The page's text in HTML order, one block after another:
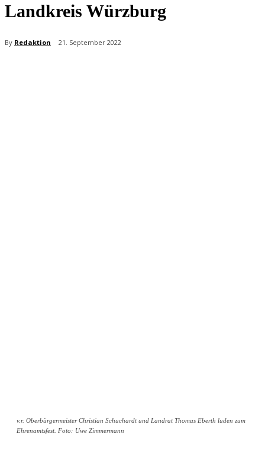
Landkreis Würzburg
By Redaktion 21. September 2022
v.r. Oberbürgermeister Christian Schuchardt und Landrat Thomas Eberth luden zum
Ehrenamtsfest. Foto: Uwe Zimmermann